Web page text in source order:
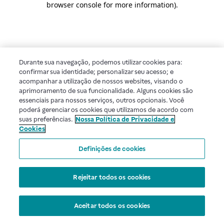
browser console for more information).
Durante sua navegação, podemos utilizar cookies para:
confirmar sua identidade; personalizar seu acesso; e
acompanhar a utilização de nossos websites, visando o
aprimoramento de sua funcionalidade. Alguns cookies são
essenciais para nossos serviços, outros opcionais. Você
poderá gerenciar os cookies que utilizamos de acordo com
suas preferências. Nossa Política de Privacidade e
Cookies
Definições de cookies
Rejeitar todos os cookies
Aceitar todos os cookies